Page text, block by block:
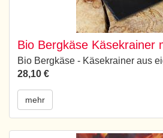
Bio Bergkäse Käsekrainer
Bio Bergkäse - Käsekrainer aus
28,10 €
mehr